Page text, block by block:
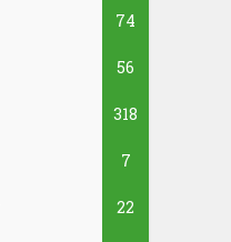
74
56
318
7
22